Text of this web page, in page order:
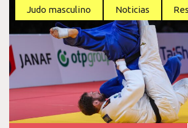
t
e
r
b
o
o
k
e
r
e
s
t
l
e
+
e
d
I
n
Judo masculino Noticias